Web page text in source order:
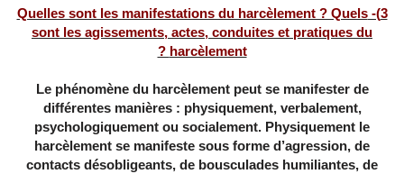
3)- Quelles sont les manifestations du harcèlement ? Quels
sont les agissements, actes, conduites et pratiques du
harcèlement ?
Le phénomène du harcèlement peut se manifester de
différentes manières : physiquement, verbalement,
psychologiquement ou socialement. Physiquement le
harcèlement se manifeste sous forme d’agression, de
contacts désobligeants, de bousculades humiliantes, de